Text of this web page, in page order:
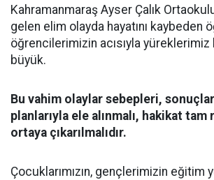
Kahramanmaraş Ayser Çalık
gelen elim olayda hayatını kaybeden
öğrencilerimizin acısıyla yüreklerimiz
büyük.
Bu vahim olaylar sebepleri,
planlarıyla ele alınmalı, hakikat tam
ortaya çıkarılmalıdır.
Çocuklarımızın, gençlerimizin eğitim